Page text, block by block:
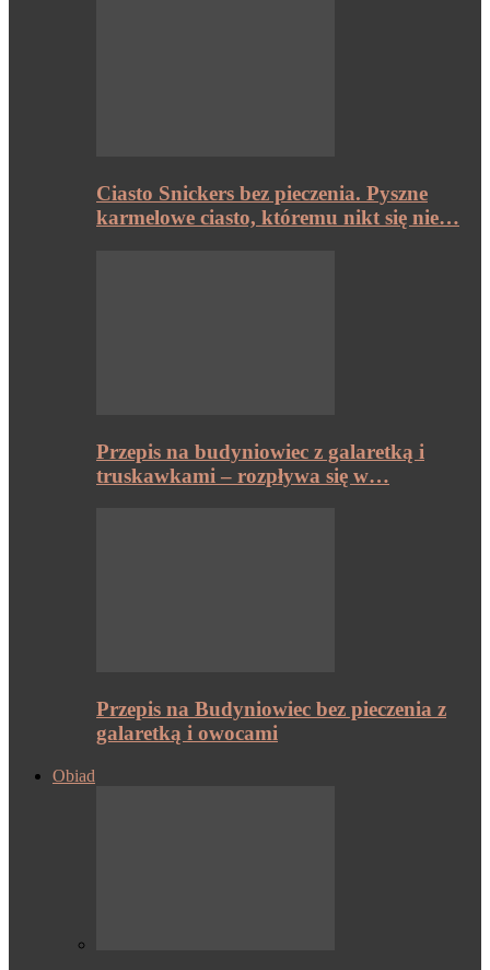
Ciasto Snickers bez pieczenia. Pyszne
karmelowe ciasto, któremu nikt się nie…
Przepis na budyniowiec z galaretką i
truskawkami – rozpływa się w…
Przepis na Budyniowiec bez pieczenia z
galaretką i owocami
Obiad